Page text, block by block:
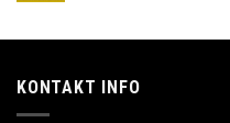
KONTAKT INFO